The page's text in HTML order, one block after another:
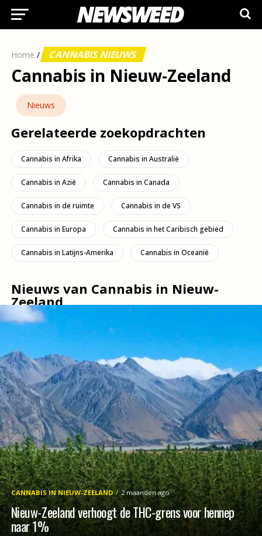
Home / CANNABIS NIEUWS
Cannabis in Nieuw-Zeeland
Nieuws
Gerelateerde zoekopdrachten
Cannabis in Afrika Cannabis in Australië
Cannabis in Azië Cannabis in Canada
Cannabis in de ruimte Cannabis in de VS
Cannabis in Europa Cannabis in het Caribisch gebied
Cannabis in Latijns-Amerika Cannabis in Oceanië
Nieuws van Cannabis in Nieuw-
Zeeland
CANNABIS IN NIEUW-ZEELAND 2 maanden ago
Nieuw-Zeeland verhoogt de THC-grens voor hennep
naar 1%